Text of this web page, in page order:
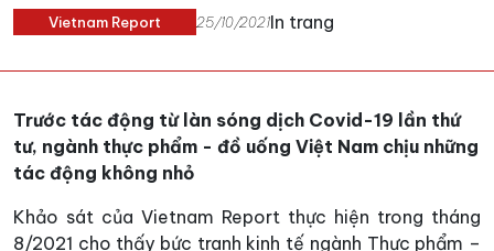
Vietnam Report 25/10/2021In trang
Trước tác động từ làn sóng dịch Covid-19 lần thứ
tư, ngành thực phẩm - đồ uống Việt Nam chịu những
tác động không nhỏ
Khảo sát của Vietnam Report thực hiện trong tháng
8/2021 cho thấy bức tranh kinh tế ngành Thực phẩm –